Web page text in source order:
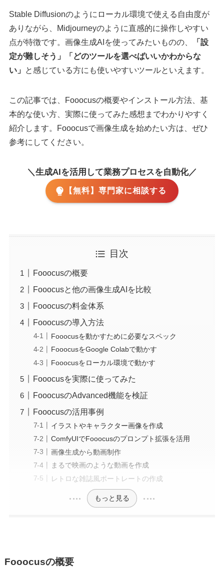
Stable Diffusionのようにローカル環境で使える自由度が
ありながら、Midjourneyのように直感的に操作しやすい
点が特徴です。画像生成AIを使ってみたいものの、
「設
定が難しそう」「どのツールを選べばいいかわからな
い」
と感じている方にも使いやすいツールといえます。
この記事では、Fooocusの概要やインストール方法、基
本的な使い方、実際に使ってみた感想までわかりやすく
紹介します。Fooocusで画像生成を始めたい方は、ぜひ
参考にしてください。
＼生成AIを活用して業務プロセスを自動化／
【無料】専門家に相談する
目次
Fooocusの概要
Fooocusと他の画像生成AIを比較
Fooocusの料金体系
Fooocusの導入方法
Fooocusを動かすために必要なスペック
FooocusをGoogle Colabで動かす
Fooocusをローカル環境で動かす
Fooocusを実際に使ってみた
FooocusのAdvanced機能を検証
Fooocusの活用事例
イラストやキャラクター画像を作成
ComfyUIでFooocusのプロンプト拡張を活用
画像生成から動画制作
まるで映画のような動画を作成
レトロな雑誌風ポートレートの作成
もっと見る
Fooocusの概要